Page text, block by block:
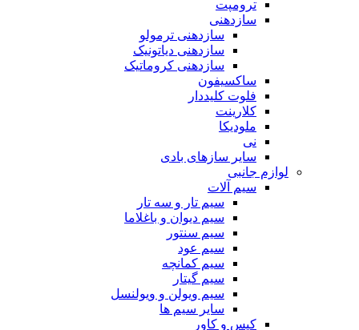
ترومپت
سازدهنی
سازدهنی ترمولو
سازدهنی دیاتونیک
سازدهنی کروماتیک
ساکسیفون
فلوت کلیددار
کلارینت
ملودیکا
نی
سایر سازهای بادی
لوازم جانبی
سیم آلات
سیم تار و سه تار
سیم دیوان و باغلاما
سیم سنتور
سیم عود
سیم کمانچه
سیم گیتار
سیم ویولن و ویولنسل
سایر سیم ها
کیس و کاور